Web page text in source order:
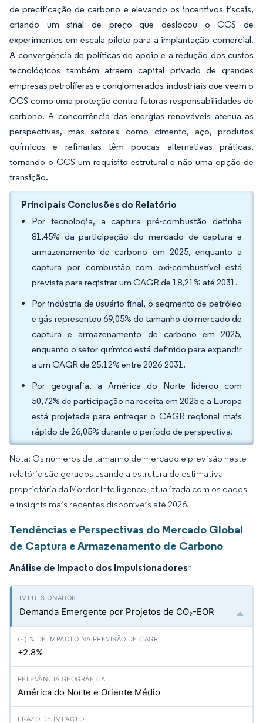
de precificação de carbono e elevando os incentivos fiscais,
criando um sinal de preço que deslocou o CCS de
experimentos em escala piloto para a implantação comercial.
A convergência de políticas de apoio e a redução dos custos
tecnológicos também atraem capital privado de grandes
empresas petrolíferas e conglomerados industriais que veem o
CCS como uma proteção contra futuras responsabilidades de
carbono. A concorrência das energias renováveis atenua as
perspectivas, mas setores como cimento, aço, produtos
químicos e refinarias têm poucas alternativas práticas,
tornando o CCS um requisito estrutural e não uma opção de
transição.
Principais Conclusões do Relatório
Por tecnologia, a captura pré-combustão detinha
81,45% da participação do mercado de captura e
armazenamento de carbono em 2025, enquanto a
captura por combustão com oxi-combustível está
prevista para registrar um CAGR de 18,21% até 2031.
Por indústria de usuário final, o segmento de petróleo
e gás representou 69,05% do tamanho do mercado de
captura e armazenamento de carbono em 2025,
enquanto o setor químico está definido para expandir
a um CAGR de 25,12% entre 2026-2031.
Por geografia, a América do Norte liderou com
50,72% de participação na receita em 2025 e a Europa
está projetada para entregar o CAGR regional mais
rápido de 26,05% durante o período de perspectiva.
Nota: Os números de tamanho de mercado e previsão neste
relatório são gerados usando a estrutura de estimativa
proprietária da Mordor Intelligence, atualizada com os dados
e insights mais recentes disponíveis até 2026.
Tendências e Perspectivas do Mercado Global
de Captura e Armazenamento de Carbono
Análise de Impacto dos Impulsionadores*
Demanda Emergente por Projetos de CO₂-EOR
+2.8%
América do Norte e Oriente Médio